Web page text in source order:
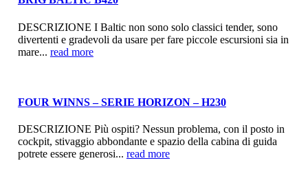
DESCRIZIONE I Baltic non sono solo classici tender, sono
divertenti e gradevoli da usare per fare piccole escursioni sia in
mare... read more
FOUR WINNS – SERIE HORIZON – H230
DESCRIZIONE Più ospiti? Nessun problema, con il posto in
cockpit, stivaggio abbondante e spazio della cabina di guida
potrete essere generosi... read more